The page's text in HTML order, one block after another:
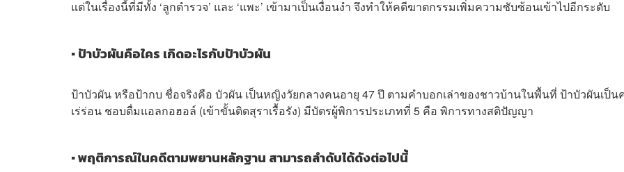
แต่ในเรื่องนี้ที่มีทั้ง ‘ลูกตำรวจ’ และ ‘แพะ’ เข้ามาเป็นเงื่อนงำ จึงทำให้คดีฆาตกรรมเพิ่มความซับซ้อนเข้าไปอีกระดับ
▪ ป้าบัวผันคือใคร เกิดอะไรกับป้าบัวผัน
ป้าบัวผัน หรือป้ากบ ชื่อจริงคือ บัวผัน เป็นหญิงวัยกลางคนอายุ 47 ปี ตามคำบอกเล่าของชาวบ้านในพื้นที่ ป้าบัวผันเป็น
เร่ร่อน ชอบดื่มแอลกอฮอล์ (เข้าขั้นติดสุราเรื้อรัง) มีบัตรผู้พิการประเภทที่ 5 คือ พิการทางสติปัญญา
▪ พฤติการณ์ในคดีตามพยานหลักฐาน สามารถลำดับได้ดังต่อไปนี้